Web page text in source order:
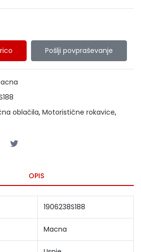
Pošlji povpraševanje
oblačila, Motoristične rokavice,
OPIS
1906238S188
Macna